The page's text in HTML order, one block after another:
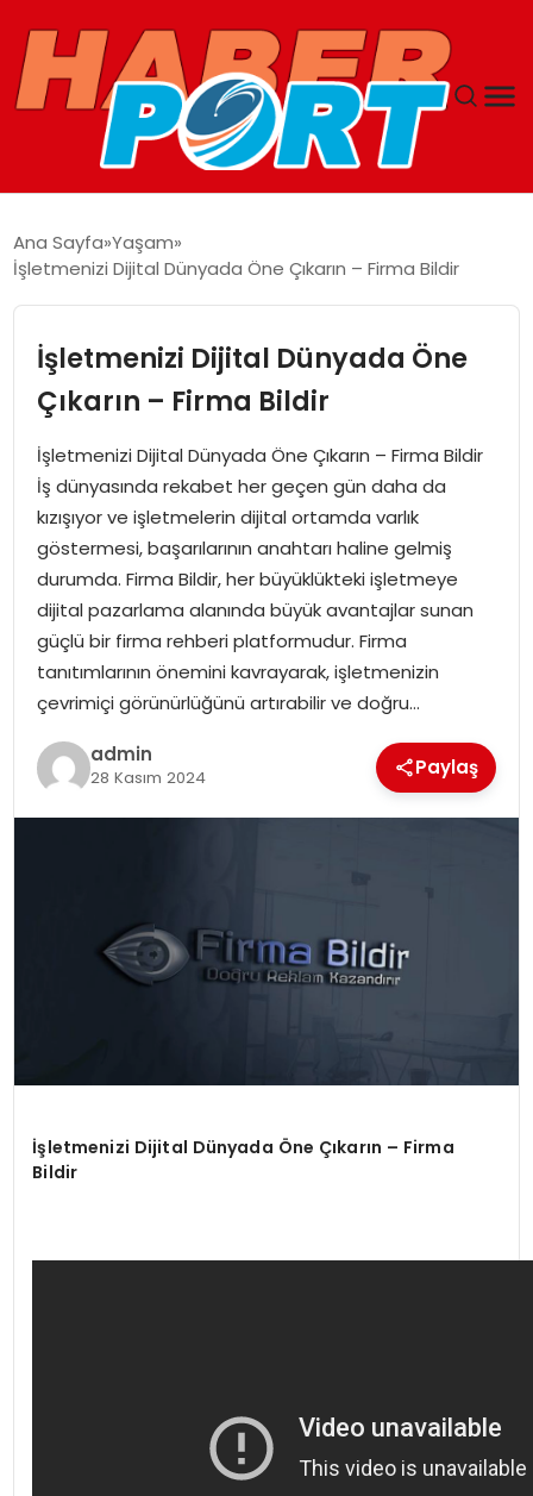
YAŞAM
SAĞLIK
SPOR
MAGAZIN
EĞITIM
OTOMOBIL
TEKNOLOJI
Ana Sayfa Yaşam
İşletmenizi Dijital Dünyada Öne Çıkarın – Firma Bildir
İşletmenizi Dijital Dünyada Öne
Çıkarın – Firma Bildir
İşletmenizi Dijital Dünyada Öne Çıkarın – Firma Bildir
İş dünyasında rekabet her geçen gün daha da
kızışıyor ve işletmelerin dijital ortamda varlık
göstermesi, başarılarının anahtarı haline gelmiş
durumda. Firma Bildir, her büyüklükteki işletmeye
dijital pazarlama alanında büyük avantajlar sunan
güçlü bir firma rehberi platformudur. Firma
tanıtımlarının önemini kavrayarak, işletmenizin
çevrimiçi görünürlüğünü artırabilir ve doğru…
admin
28 Kasım 2024 Paylaş
İşletmenizi Dijital Dünyada Öne Çıkarın – Firma
Bildir